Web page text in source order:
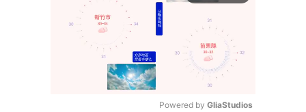
Powered by GliaStudios